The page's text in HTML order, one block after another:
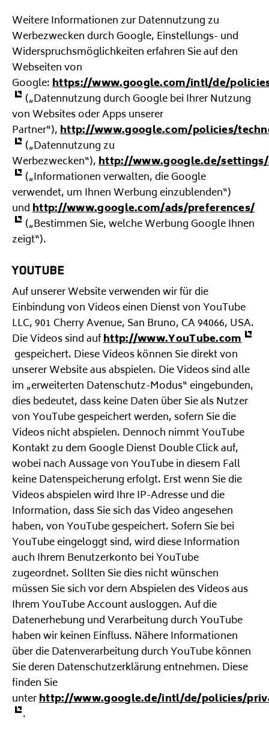
Weitere Informationen zur Datennutzung zu
Werbezwecken durch Google, Einstellungs- und
Widerspruchsmöglichkeiten erfahren Sie auf den
Webseiten von
Google:https://www.google.com/intl/de/
(„Datennutzung durch Google bei Ihrer Nutzung
von Websites oder Apps unserer
Partner“),http://www.google.com/policies/
(„Datennutzung zu
Werbezwecken“),http://www.google.de/
(„Informationen verwalten, die Google
verwendet, um Ihnen Werbung einzublenden“)
undhttp://www.google.com/ads/preferences/
(„Bestimmen Sie, welche Werbung Google Ihnen
zeigt“).
YOUTUBE
Auf unserer Website verwenden wir für die
Einbindung von Videos einen Dienst von YouTube
LLC, 901 Cherry Avenue, San Bruno, CA 94066, USA.
Die Videos sind aufhttp://www.YouTube.com
gespeichert. Diese Videos können Sie direkt von
unserer Website aus abspielen. Die Videos sind alle
im „erweiterten Datenschutz-Modus“ eingebunden,
dies bedeutet, dass keine Daten über Sie als Nutzer
von YouTube gespeichert werden, sofern Sie die
Videos nicht abspielen. Dennoch nimmt YouTube
Kontakt zu dem Google Dienst Double Click auf,
wobei nach Aussage von YouTube in diesem Fall
keine Datenspeicherung erfolgt. Erst wenn Sie die
Videos abspielen wird Ihre IP-Adresse und die
Information, dass Sie sich das Video angesehen
haben, von YouTube gespeichert. Sofern Sie bei
YouTube eingeloggt sind, wird diese Information
auch Ihrem Benutzerkonto bei YouTube
zugeordnet. Sollten Sie dies nicht wünschen
müssen Sie sich vor dem Abspielen des Videos aus
Ihrem YouTube Account ausloggen. Auf die
Datenerhebung und Verarbeitung durch YouTube
haben wir keinen Einfluss. Nähere Informationen
über die Datenverarbeitung durch YouTube können
Sie deren Datenschutzerklärung entnehmen. Diese
finden Sie
unterhttp://www.google.de/intl/de/policies/
.